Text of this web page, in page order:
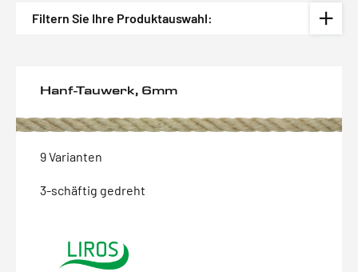
Filtern Sie Ihre Produktauswahl:
Hanf-Tauwerk, 6mm
9 Varianten
3-schäftig gedreht